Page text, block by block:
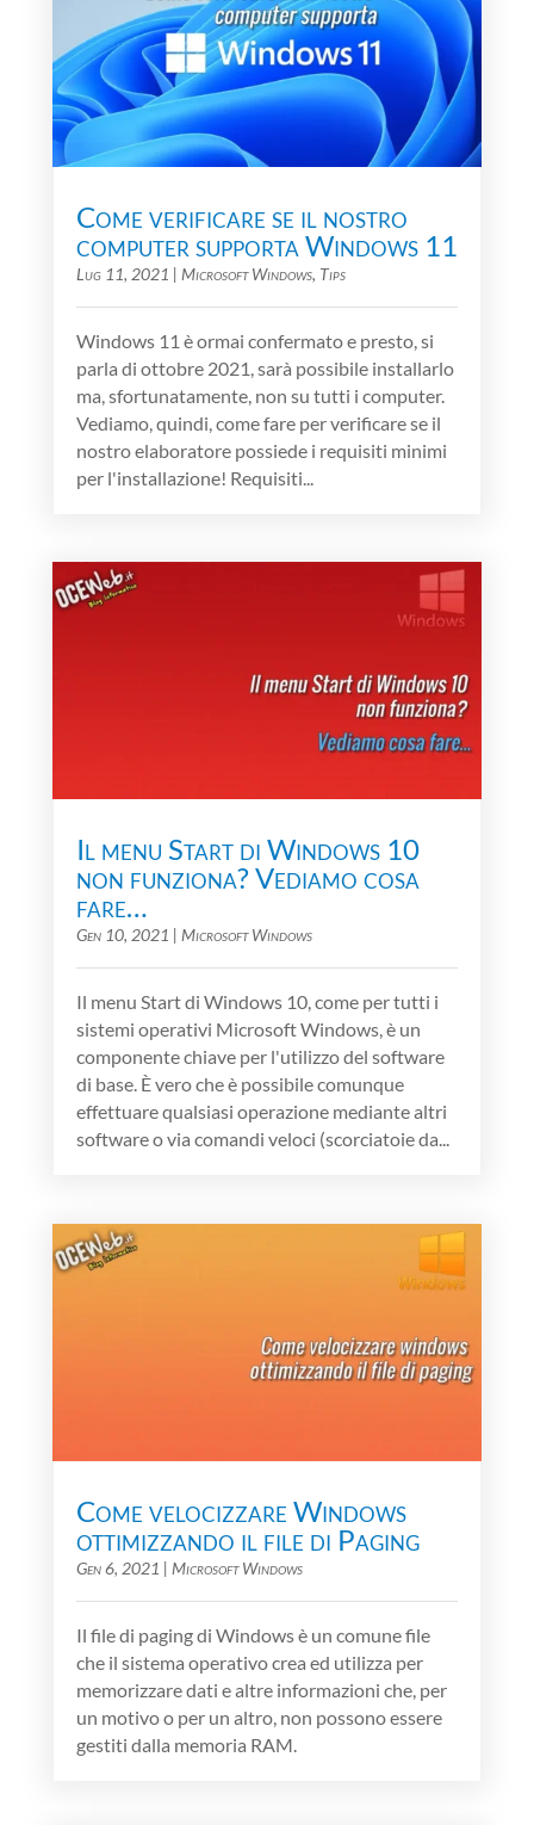
Come verificare se il nostro
computer supporta Windows 11
Lug 11, 2021 | Microsoft Windows, Tips
Windows 11 è ormai confermato e presto, si
parla di ottobre 2021, sarà possibile installarlo
ma, sfortunatamente, non su tutti i computer.
Vediamo, quindi, come fare per verificare se il
nostro elaboratore possiede i requisiti minimi
per l'installazione! Requisiti...
Il menu Start di Windows 10
non funziona? Vediamo cosa
fare…
Gen 10, 2021 | Microsoft Windows
Il menu Start di Windows 10, come per tutti i
sistemi operativi Microsoft Windows, è un
componente chiave per l'utilizzo del software
di base. È vero che è possibile comunque
effettuare qualsiasi operazione mediante altri
software o via comandi veloci (scorciatoie da...
Come velocizzare Windows
ottimizzando il file di Paging
Gen 6, 2021 | Microsoft Windows
Il file di paging di Windows è un comune file
che il sistema operativo crea ed utilizza per
memorizzare dati e altre informazioni che, per
un motivo o per un altro, non possono essere
gestiti dalla memoria RAM.